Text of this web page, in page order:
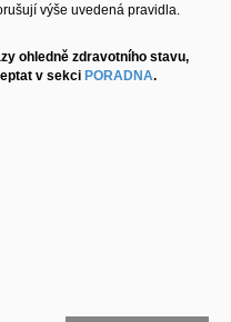
výše uvedená pravidla.
ohledně zdravotního stavu,
v sekci PORADNA.